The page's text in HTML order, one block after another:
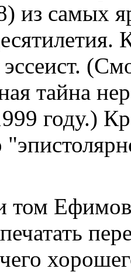
из самых
тайна
году.)
том